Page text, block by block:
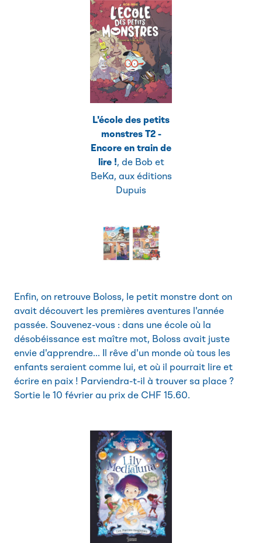
L'école des petits
monstres T2 -
Encore en train de
lire !, de Bob et
BeKa, aux éditions
Dupuis
Enfin, on retrouve Boloss, le petit monstre dont on
avait découvert les premières aventures l'année
passée. Souvenez-vous : dans une école où la
désobéissance est maître mot, Boloss avait juste
envie d'apprendre... Il rêve d'un monde où tous les
enfants seraient comme lui, et où il pourrait lire et
écrire en paix ! Parviendra-t-il à trouver sa place ?
Sortie le 10 février au prix de CHF 15.60.